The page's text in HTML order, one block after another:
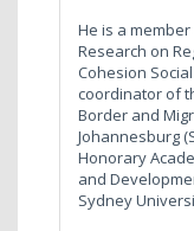
He is a
Research on
Cohesion Social
coordinator of
Border and
Johannesburg
Honorary
and
Sydney